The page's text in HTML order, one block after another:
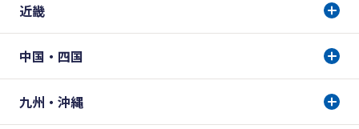
近畿
中国・四国
九州・沖縄